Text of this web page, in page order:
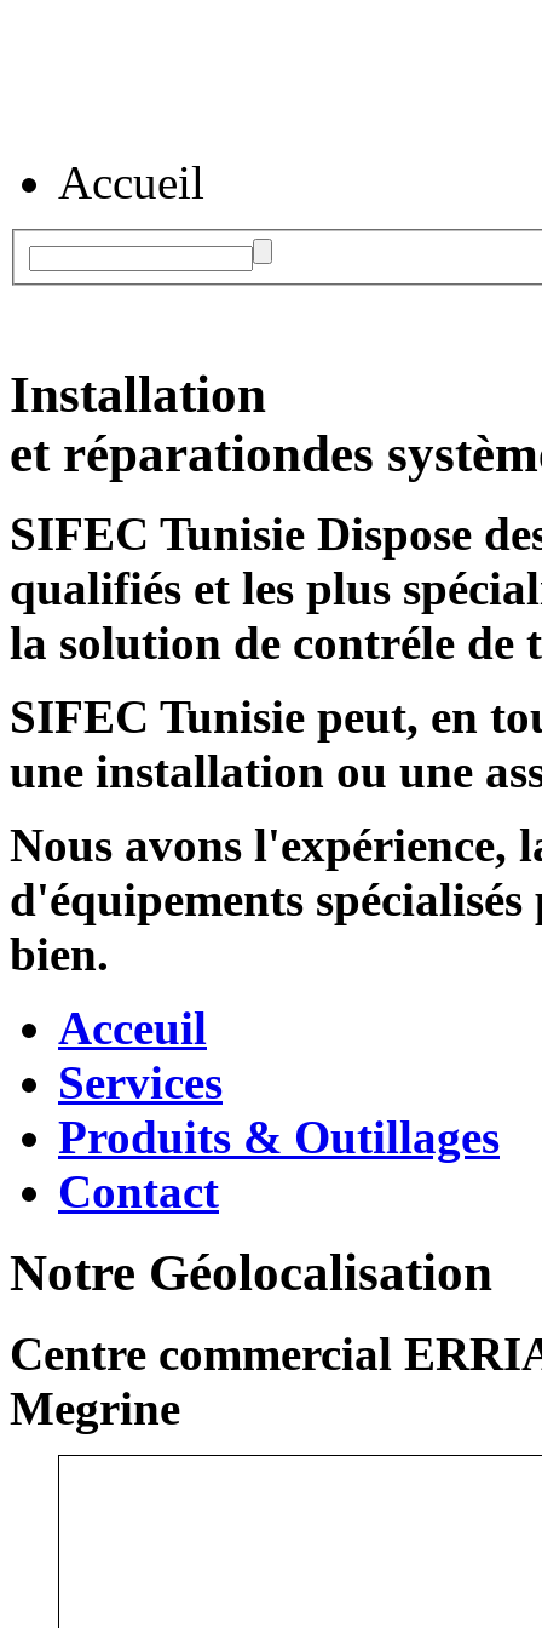
Accueil
Installation
et réparationdes
SIFEC Tunisie Dispose
qualifiés et les plus
la solution de contréle de
SIFEC Tunisie peut, en
une installation ou une
Nous avons l'expérience,
d'équipements
bien.
Acceuil
Services
Produits & Outillages
Contact
Notre Géolocalisation
Centre commercial
Megrine